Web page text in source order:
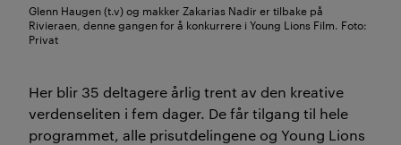
Glenn Haugen (t.v) og makker Zakarias Nadir er tilbake på
Rivieraen, denne gangen for å konkurrere i Young Lions Film. Foto:
Privat
Her blir 35 deltagere årlig trent av den kreative
verdenseliten i fem dager. De får tilgang til hele
programmet, alle prisutdelingene og Young Lions